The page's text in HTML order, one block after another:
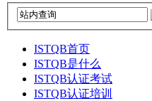
ISTQB首页
ISTQB是什么
ISTQB认证考试
ISTQB认证培训